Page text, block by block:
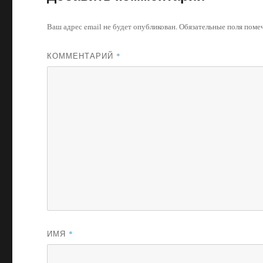
Ваш адрес email не будет опубликован.Обязательные поля
КОММЕНТАРИЙ *
ИМЯ *